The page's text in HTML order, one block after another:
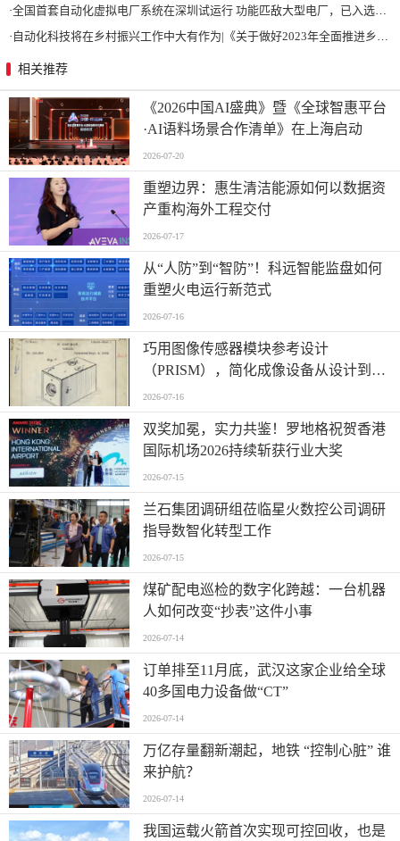
·全国首套自动化虚拟电厂系统在深圳试运行 功能匹敌大型电厂，已入选国际典型案例
· 自动化科技将在乡村振兴工作中大有作为|《关于做好2023年全面推进乡村振兴重点工作的意见》发布
相关推荐
《2026中国AI盛典》暨《全球智惠平台
·AI语料场景合作清单》在上海启动
2026-07-20
重塑边界：惠生清洁能源如何以数据资
产重构海外工程交付
2026-07-17
从“人防”到“智防”！科远智能监盘如何
重塑火电运行新范式
2026-07-16
巧用图像传感器模块参考设计
（PRISM），简化成像设备从设计到制
造的全流程
2026-07-16
双奖加冕，实力共鉴！罗地格祝贺香港
国际机场2026持续斩获行业大奖
2026-07-15
兰石集团调研组莅临星火数控公司调研
指导数智化转型工作
2026-07-15
煤矿配电巡检的数字化跨越：一台机器
人如何改变“抄表”这件小事
2026-07-14
订单排至11月底，武汉这家企业给全球
40多国电力设备做“CT”
2026-07-14
万亿存量翻新潮起，地铁 “控制心脏” 谁
来护航？
2026-07-14
我国运载火箭首次实现可控回收，也是